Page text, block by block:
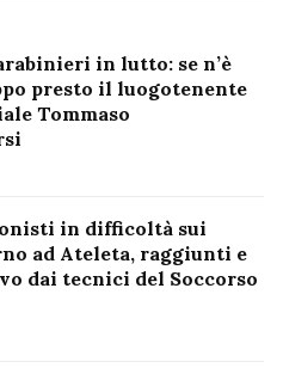
in lutto: se n’è
presto il luogotenente
Tommaso
in difficoltà sui
ad Ateleta, raggiunti e
dai tecnici del Soccorso